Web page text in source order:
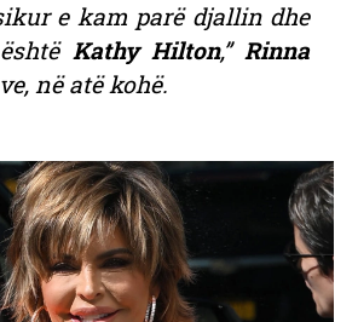
e kam parë djallin dhe
Kathy Hilton,”Rinna
në atë kohë.